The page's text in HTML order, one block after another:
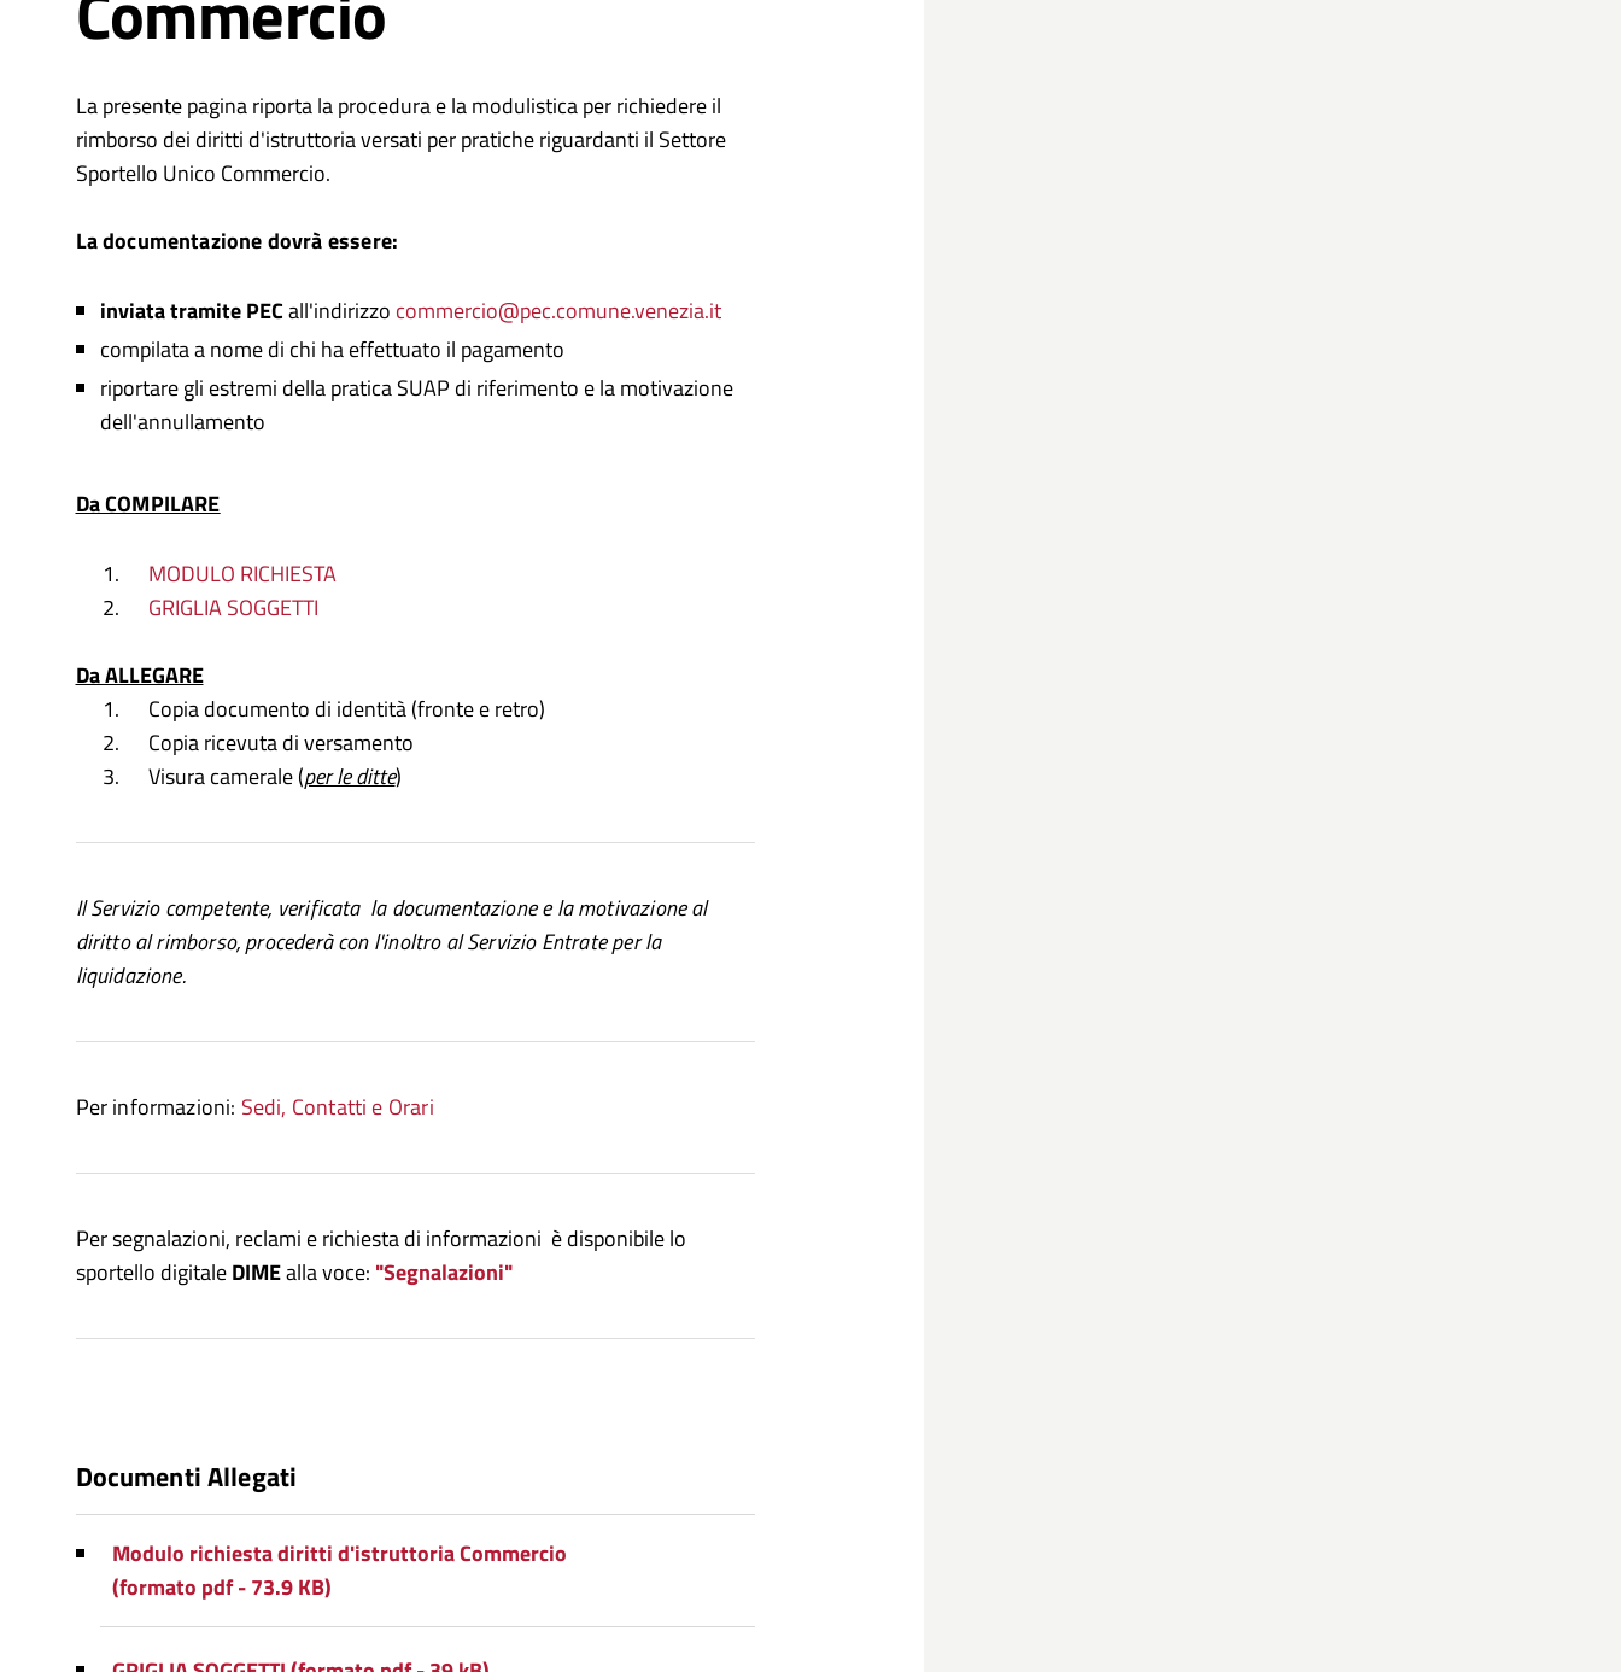
La presente pagina riporta la procedura e la modulistica per richiedere il
rimborso dei diritti d'istruttoria versati per pratiche riguardanti il Settore
Sportello Unico Commercio.
La documentazione dovrà essere:
inviatatramite PECall'indirizzo commercio@pec.comune.venezia.it
compilata a nome di chi ha effettuato il pagamento
riportare gli estremi della pratica SUAP di riferimento e la motivazione
dell'annullamento
Da COMPILARE
MODULO RICHIESTA
GRIGLIA SOGGETTI
Da ALLEGARE
Copia documento di identità (fronte e retro)
Copia ricevuta di versamento
Visura camerale (per le ditte)
Il Servizio competente, verificata la documentazione e la motivazione al
diritto al rimborso, procederà con l'inoltro al Servizio Entrate per la
liquidazione.
Per informazioni: Sedi, Contatti e Orari
Per segnalazioni, reclami e richiesta di informazioni è disponibile lo
sportello digitaleDIMEalla voce: "Segnalazioni"
Documenti Allegati
Modulo richiesta diritti d'istruttoria Commercio
(formato pdf - 73.9 KB)